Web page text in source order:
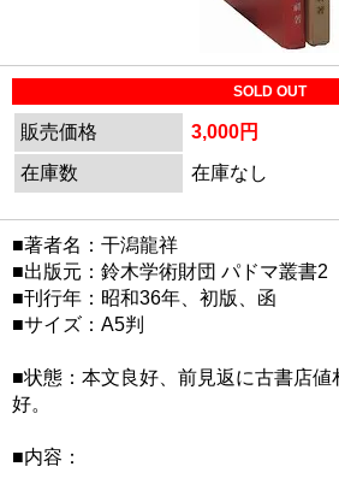
SOLD OUT
販売価格
3,000円
在庫数
在庫なし
■著者名：干潟龍祥
■出版元：鈴木学術財団 パドマ叢書2
■刊行年：昭和36年、初版、函
■サイズ：A5判
■状態：本文良好、前見返に古書店値
好。
■内容：